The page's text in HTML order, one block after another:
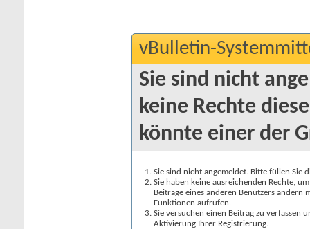
vBulletin-
Sie sind nicht
keine Rechte
könnte einer der
Sie sind nicht angemeldet. Bitte füllen Sie
Sie haben keine ausreichenden Rechte,
Beiträge eines anderen Benutzers
Funktionen aufrufen.
Sie versuchen einen Beitrag zu verfassen
Aktivierung Ihrer Registrierung.